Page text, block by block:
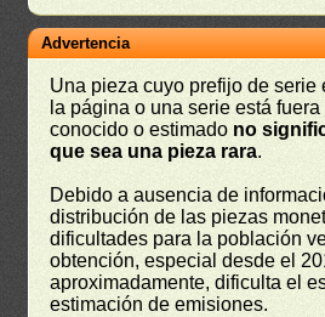
Advertencia
Una pieza cuyo prefijo de serie
la página o una serie está
conocido o estimado no
que sea una pieza rara.
Debido a ausencia de
distribución de las piezas
dificultades para la población
obtención, especial desde el
aproximadamente, dificulta el
estimación de emisiones.